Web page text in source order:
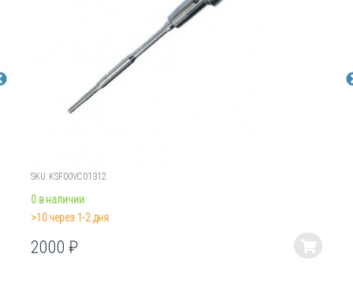
SKU: KSF00VC01312
0 в наличии
>10 через 1-2 дня
2000₽
Этот